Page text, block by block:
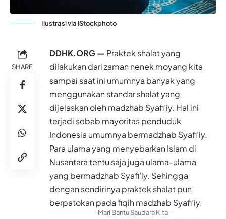
Ilustrasi via iStockphoto
SHARE
DDHK.ORG — Praktek shalat yang
dilakukan dari zaman nenek moyang kita
sampai saat ini umumnya banyak yang
menggunakan standar shalat yang
dijelaskan oleh madzhab Syafi’iy. Hal ini
terjadi sebab mayoritas penduduk
Indonesia umumnya bermadzhab Syafi’iy.
Para ulama yang menyebarkan Islam di
Nusantara tentu saja juga ulama-ulama
yang bermadzhab Syafi’iy. Sehingga
dengan sendirinya praktek shalat pun
berpatokan pada fiqih madzhab Syafi’iy.
- Mari Bantu Saudara Kita -